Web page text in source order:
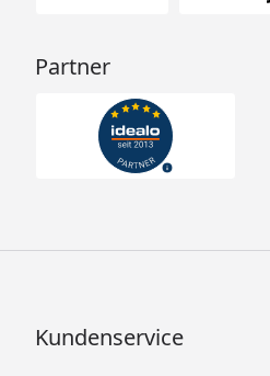
Partner
Kundenservice